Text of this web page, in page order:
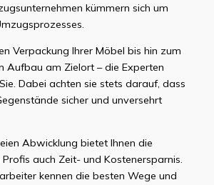
kümmern sich um
Verpackung Ihrer Möbel bis hin zum
Aufbau am Zielort – die Experten
Dabei achten sie stets darauf, dass
sicher und unversehrt
Abwicklung bietet Ihnen die
auch Zeit- und Kostenersparnis.
kennen die besten Wege und